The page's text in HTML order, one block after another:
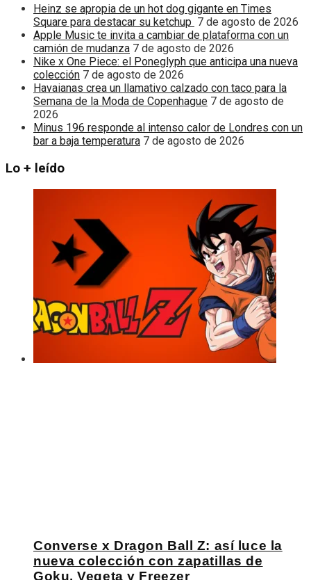
Heinz se apropia de un hot dog gigante en Times
Square para destacar su ketchup 7 de agosto de 2026
Apple Music te invita a cambiar de plataforma con un
camión de mudanza 7 de agosto de 2026
Nike x One Piece: el Poneglyph que anticipa una nueva
colección 7 de agosto de 2026
Havaianas crea un llamativo calzado con taco para la
Semana de la Moda de Copenhague 7 de agosto de
2026
Minus 196 responde al intenso calor de Londres con un
bar a baja temperatura 7 de agosto de 2026
Lo + leído
Converse x Dragon Ball Z: así luce la
nueva colección con zapatillas de
Goku, Vegeta y Freezer